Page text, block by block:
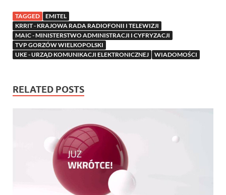
TAGGED
EMITEL
KRRIT - KRAJOWA RADA RADIOFONII I TELEWIZJI
MAIC - MINISTERSTWO ADMINISTRACJI I CYFRYZACJI
TVP GORZÓW WIELKOPOLSKI
UKE - URZĄD KOMUNIKACJI ELEKTRONICZNEJ
WIADOMOŚCI
RELATED POSTS